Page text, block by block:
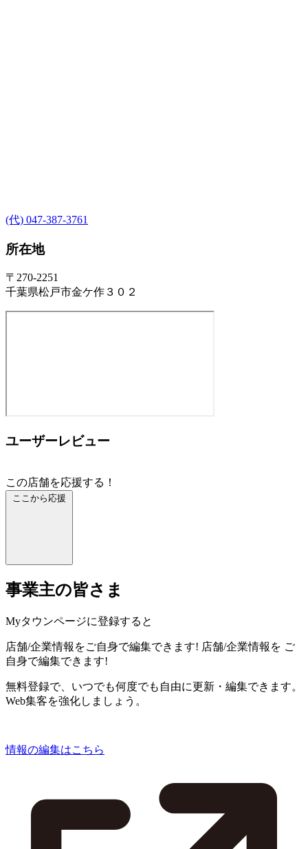
(代) 047-387-3761
所在地
〒270-2251
千葉県松戸市金ケ作３０２
ユーザーレビュー
この店舗を応援する！
ここから応援
事業主の皆さま
Myタウンページに登録すると
店舗/企業情報をご自身で編集できます! 店舗/企業情報を ご
自身で編集できます!
無料登録で、いつでも何度でも自由に更新・編集できます。
Web集客を強化しましょう。
情報の編集はこちら